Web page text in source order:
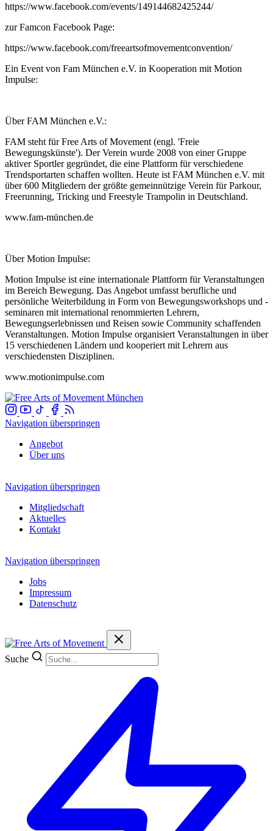
https://www.facebook.com/events/149144682425244/
zur Famcon Facebook Page:
https://www.facebook.com/freeartsofmovementconvention/
Ein Event von Fam München e.V. in Kooperation mit Motion
Impulse:
Über FAM München e.V.:
FAM steht für Free Arts of Movement (engl. 'Freie
Bewegungskünste'). Der Verein wurde 2008 von einer Gruppe
aktiver Sportler gegründet, die eine Plattform für verschiedene
Trendsportarten schaffen wollten. Heute ist FAM München e.V. mit
über 600 Mitgliedern der größte gemeinnützige Verein für Parkour,
Freerunning, Tricking und Freestyle Trampolin in Deutschland.
www.fam-münchen.de
Über Motion Impulse:
Motion Impulse ist eine internationale Plattform für Veranstaltungen
im Bereich Bewegung. Das Angebot umfasst berufliche und
persönliche Weiterbildung in Form von Bewegungsworkshops und -
seminaren mit international renommierten Lehrern,
Bewegungserlebnissen und Reisen sowie Community schaffenden
Veranstaltungen. Motion Impulse organisiert Veranstaltungen in über
15 verschiedenen Ländern und kooperiert mit Lehrern aus
verschiedensten Disziplinen.
www.motionimpulse.com
Navigation überspringen
Angebot
Über uns
Navigation überspringen
Mitgliedschaft
Aktuelles
Kontakt
Navigation überspringen
Jobs
Impressum
Datenschutz
Suche